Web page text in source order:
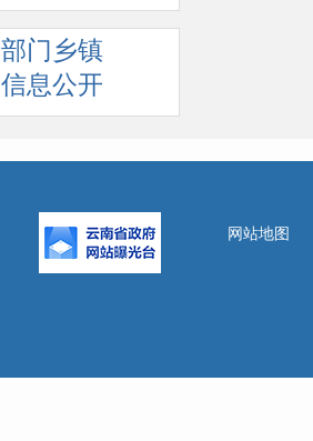
部门乡镇
信息公开
网站地图